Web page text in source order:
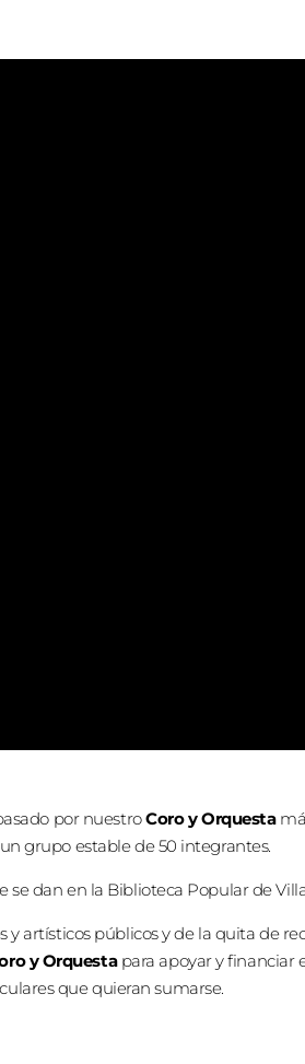
por nuestroCoro y Orquesta
grupo estable de 50 integrantes.
dan en la Biblioteca Popular de Villa
artísticos públicos y de la quita de
y Orquestapara apoyar y financiar
que quieran sumarse.